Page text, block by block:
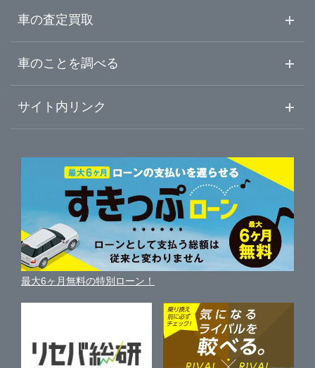
ガリバー環七加平店
ガリバー環七西新井店
ガリバー蔵前橋通り新小岩店
ガリバー葛飾出張査定センター
ガリバー八王子みなみ野店
ガリバー三鷹店
葛飾区
江戸川区
八王子市
三鷹市
東大和市
あきる野市
西東京市
千葉県
東京都
神奈川県
中古車情報・中古車検索
初めての中古車購入ガイド
中古車人気ランキング
自動車ローンを調べる
ガリバーの自動車ローン
車買い替えの基礎知識
近くのお店で車を探す
車の査定買取
車査定・車買取ならガリバー
ガリバーの査定が選ばれる理由
車を売る時よくある質問
便利な査定サービス
中古車買取相場（毎月更新）
車の個人売買ガイド
車のことを調べる
車初心者まとめ
新車・中古車カタログ
車の燃費を調べる
車種別クチコミ
車比較サイト
サイト内リンク
サイトマップ
サイトの使用条件
利用規約
保険代理店業務に関する基本方針
古物営業法に基づく表示
最大6ヶ月無料の特別ローン！